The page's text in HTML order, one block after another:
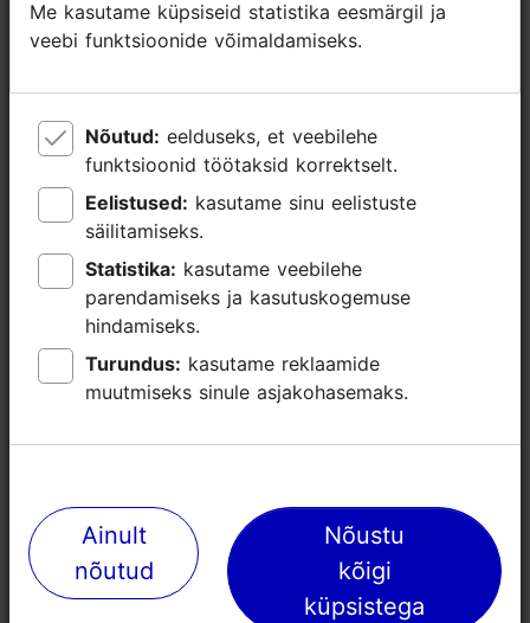
Lähedalasuvad kohad
Lilleoru õppekeskus
3893m
Konverentsikohad
Me kasutame küpsiseid statistika eesmärgil ja
veebi funktsioonide võimaldamiseks.
Nõutud:
funktsioonid töötaksid korrektselt.
Eelistused:
säilitamiseks.
Statistika:
parendamiseks ja kasutuskogemuse
hindamiseks.
Turundus:
muutmiseks sinule asjakohasemaks.
Ainult
nõutud
Nõustu
kõigi
küpsistega
Me kasutame küpsiseid statistika eesmärgil ja
veebi funktsioonide võimaldamiseks.
Nõutud:
funktsioonid töötaksid korrektselt.
Eelistused:
säilitamiseks.
Statistika:
parendamiseks ja kasutuskogemuse
hindamiseks.
Turundus:
muutmiseks sinule asjakohasemaks.
Ainult
nõutud
Nõustu
kõigi
küpsistega